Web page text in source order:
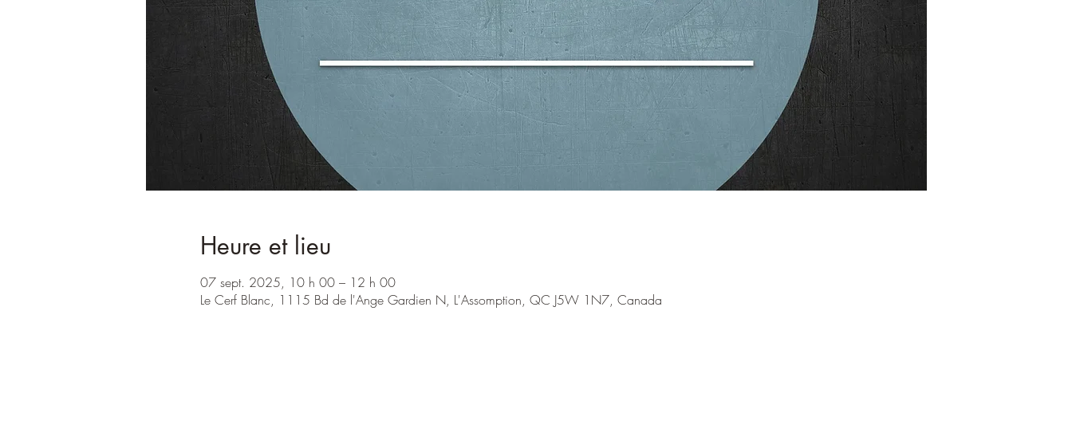
Heure et lieu
07 sept. 2025, 10 h 00 – 12 h 00
Le Cerf Blanc, 1115 Bd de l'Ange Gardien N, L'Assomption, QC J5W 1N7, Canada